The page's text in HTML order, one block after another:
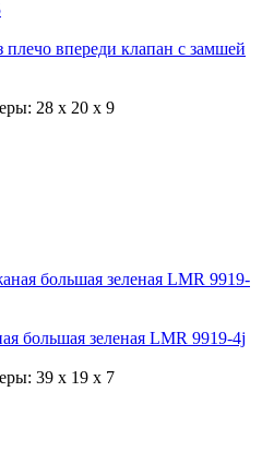
плечо впереди клапан с замшей
28 x 20 x 9
большая зеленая LMR 9919-4j
39 x 19 x 7